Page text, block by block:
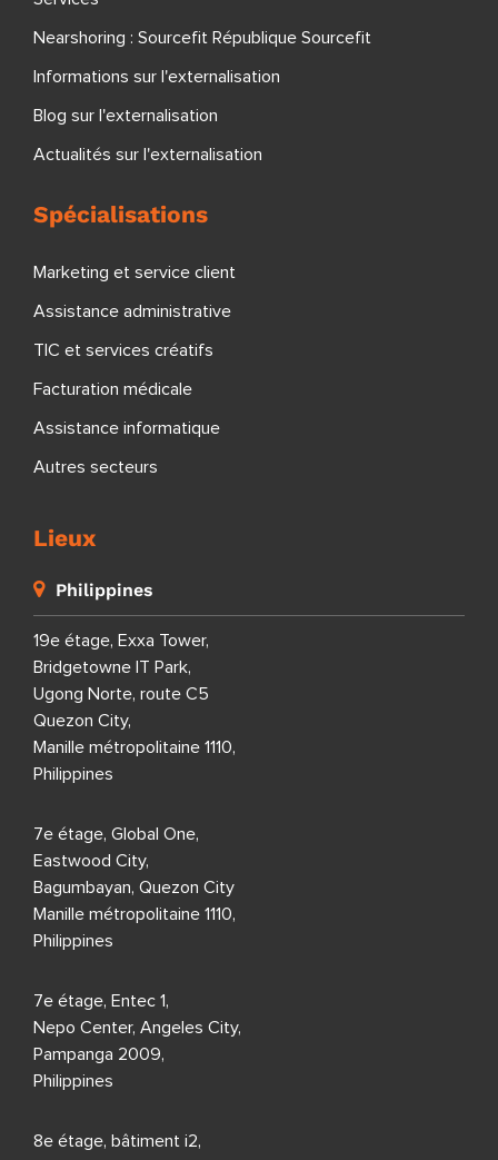
Nearshoring : Sourcefit République Sourcefit
Informations sur l'externalisation
Blog sur l'externalisation
Actualités sur l'externalisation
Spécialisations
Marketing et service client
Assistance administrative
TIC et services créatifs
Facturation médicale
Assistance informatique
Autres secteurs
Lieux
Philippines
19e étage, Exxa Tower,
Bridgetowne IT Park,
Ugong Norte, route C5
Quezon City,
Manille métropolitaine 1110,
Philippines
7e étage, Global One,
Eastwood City,
Bagumbayan, Quezon City
Manille métropolitaine 1110,
Philippines
7e étage, Entec 1,
Nepo Center, Angeles City,
Pampanga 2009,
Philippines
8e étage, bâtiment i2,